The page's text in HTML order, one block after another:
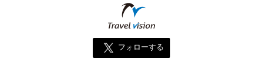
フォローする